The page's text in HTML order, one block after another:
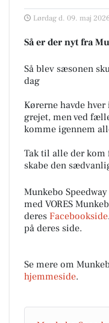
Lørdag d. 09. maj
Så er der nyt fra
Så blev sæsonen
dag
Kørerne havde
grejet, men ved
komme igennem
Tak til alle der
skabe den
Munkebo
med VORES
deres Facebookside
på deres side.
Se mere om
hjemmeside.